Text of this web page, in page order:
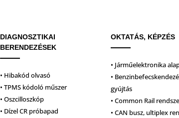
DIAGNOSZTIKAI
BERENDEZÉSEK
• Hibakód olvasó
• TPMS kódoló műszer
• Oszcilloszkóp
• Dízel CR próbapad
OKTATÁS, KÉPZÉS
• Járműelektronika
•
gyújtás
• Common Rail
• CAN busz, ultiplex